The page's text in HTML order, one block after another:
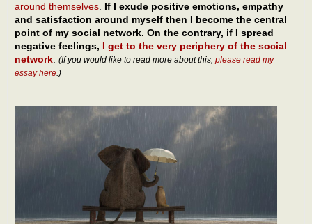
around themselves. If I exude positive emotions, empathy
and satisfaction around myself then I become the central
point of my social network. On the contrary, if I spread
negative feelings, I get to the very periphery of the social
network. (If you would like to read more about this, please read my
essay here.)